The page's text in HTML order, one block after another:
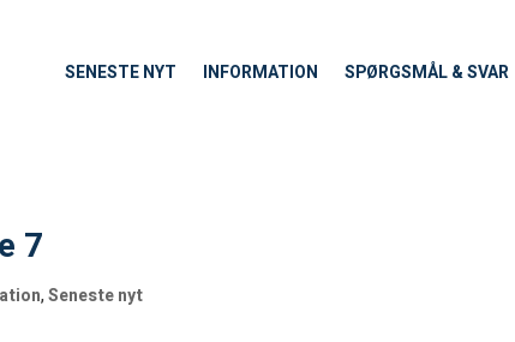
SENESTE NYT INFORMATION SPØRGSMÅL & SVAR
7
,Seneste nyt